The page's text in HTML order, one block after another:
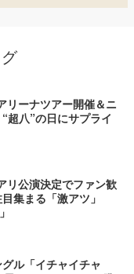
リーナツアー開催＆ニ
超八”の日にサプライ
リ公演決定でファン歓
集まる「激アツ」
ル「イチャイチャ